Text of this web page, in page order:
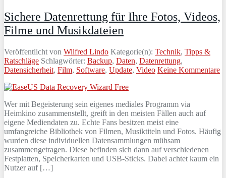
Sichere Datenrettung für Ihre Fotos, Videos,
Filme und Musikdateien
Veröffentlicht von Wilfred Lindo Kategorie(n): Technik, Tipps &
Ratschläge Schlagwörter: Backup, Daten, Datenrettung,
Datensicherheit, Film, Software, Update, Video Keine Kommentare
Wer mit Begeisterung sein eigenes mediales Programm via
Heimkino zusammenstellt, greift in den meisten Fällen auch auf
eigene Mediendaten zu. Echte Fans besitzen meist eine
umfangreiche Bibliothek von Filmen, Musiktiteln und Fotos. Häufig
wurden diese individuellen Datensammlungen mühsam
zusammengetragen. Diese befinden sich dann auf verschiedenen
Festplatten, Speicherkarten und USB-Sticks. Dabei achtet kaum ein
Nutzer auf […]